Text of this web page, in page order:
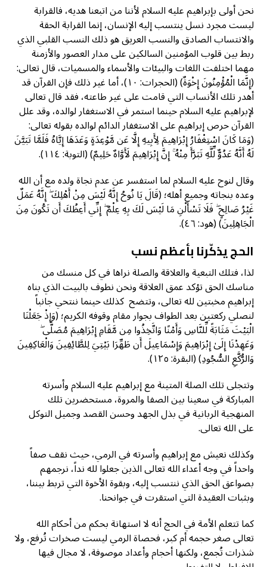
نحن أولى بإبراهيم عليه السلام لأننا من اتبعنا هديه، فالقرابة
ليست مجرد نسل ينتسب إليه الإنسان، إنما القرابة الحقة
والانتساب الصادق والنسب العريق هو ذلك النسب القلبي الذي
ربط بين قلوب المؤمنين السالكين على مدار العصور والأزمنة
مهما اختلفت اللغات والبيئات والأسماء والمسميات، قال تعالى:
(إِنَّمَا الْمُؤْمِنُونَ إِخْوَةٌ) (الحجرات: ١٠)، أما غير ذلك فإن القرآن قد
أهدر تلك الأنساب التي قامت على غير طاعته، فقد قال تعالى
لإبراهيم عليه السلام حينما استمر في الاستغفار لوالده، وقد علل
القرآن حرص إبراهيم على الاستغفار الدائم لوالده بقوله تعالى:
(وَمَا كَانَ اسْتِغْفَارُ إِبْرَاهِيمَ لِأَبِيهِ إِلَّا عَن مَّوْعِدَةٍ وَعَدَهَا إِيَّاهُ فَلَمَّا تَبَيَّنَ
لَهُ أَنَّهُ عَدُوٌّ لِّلَّهِ تَبَرَّأَ مِنْهُ ۚ إِنَّ إِبْرَاهِيمَ لَأَوَّاهٌ حَلِيمٌ) (التوبة: ١١٤).
وقال لنوح عليه السلام لما استفسر عن عدم نجاة ولده مع أن الله
وعده بنجاته وجميع أهله؛ (قَالَ يَا نُوحُ إِنَّهُ لَيْسَ مِنْ أَهْلِكَ ۖ إِنَّهُ عَمَلٌ
غَيْرُ صَالِحٍ ۖ فَلَا تَسْأَلْنِ مَا لَيْسَ لَكَ بِهِ عِلْمٌ ۖ إِنِّي أَعِظُكَ أَن تَكُونَ مِنَ
الْجَاهِلِينَ) (هود: ٤٦).
الحج يذكّرنا بأعظم نسب
لذا، فتلك التبعية والعلاقة والصلة نراها في كل منسك من
مناسك الحق تؤكد عمق العلاقة ونحن نطوف بالبيت الذي بناه
إبراهيم مخبتين لله تعالى، وتتضح كذلك حينما ننتحي جانباً
لنصلي ركعتين بعد الطواف بجوار مقام وقوفه الكريم؛ (وَإِذْ جَعَلْنَا
الْبَيْتَ مَثَابَةً لِّلنَّاسِ وَأَمْنًا وَاتَّخِذُوا مِن مَّقَامِ إِبْرَاهِيمَ مُصَلًّى ۖ
وَعَهِدْنَا إِلَىٰ إِبْرَاهِيمَ وَإِسْمَاعِيلَ أَن طَهِّرَا بَيْتِيَ لِلطَّائِفِينَ وَالْعَاكِفِينَ
وَالرُّكَّعِ السُّجُودِ) (البقرة: ١٢٥).
وتتجلى تلك الصلة المتينة مع إبراهيم عليه السلام وأسرته
المباركة في سعينا بين الصفا والمروة، مستحضرين تلك
المنهجية الربانية في بذل الجهد وحسن القصد وجميل التوكل
على الله تعالى.
وكذلك نعيش مع إبراهيم وأسرته في الرمي، حيث نقف صفاً
واحداً في وجه أعداء الله تعالى الذين جعلوا لله نداً، نرجمهم
بصواعق الحق الذي ننتسب إليه، وبقوة الأخوة التي تربط بيننا،
وبثبات العقيدة التي استقرت في جوانحنا.
كما تتعلم الأمة في الحج أنه لا استهانة بحكم من أحكام الله
تعالى صغر حجمه أم كبر، فحصاة الرمي ليست صخرات تُرفع، ولا
شذرات تُجمع، ولكنها أحجام وأعداد موصوفة، لا مجال فيها